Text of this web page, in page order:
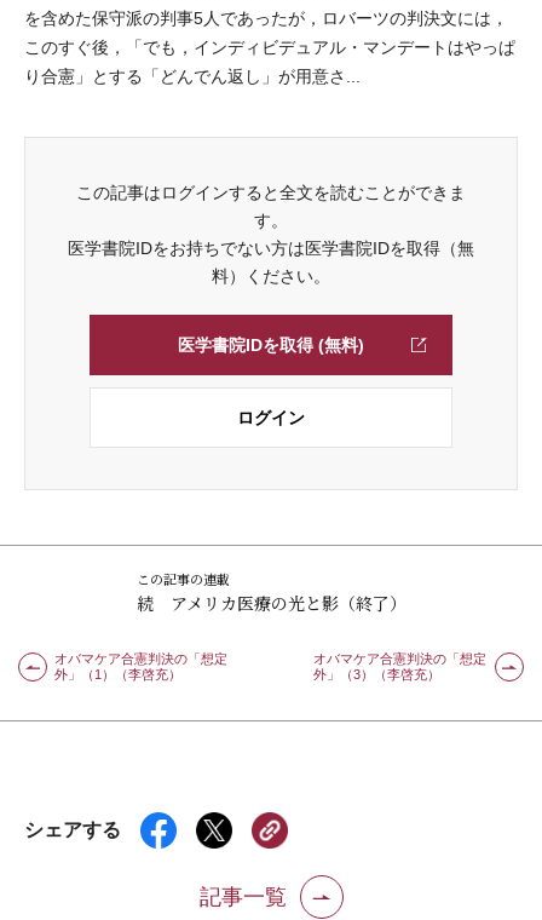
を含めた保守派の判事5人であったが，ロバーツの判決文には，
このすぐ後，「でも，インディビデュアル・マンデートはやっぱ
り合憲」とする「どんでん返し」が用意さ...
この記事はログインすると全文を読むことができま
す。
医学書院IDをお持ちでない方は医学書院IDを取得（無
料）ください。
医学書院IDを取得 (無料)
ログイン
この記事の連載
続 アメリカ医療の光と影（終了）
オバマケア合憲判決の「想定
外」（1）（李啓充）
オバマケア合憲判決の「想定
外」（3）（李啓充）
シェアする
記事一覧